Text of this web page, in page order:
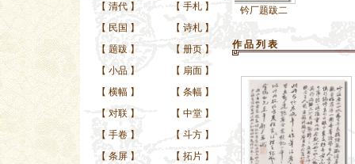
【 清代 】 【 手札 】
【 民国 】 【 诗札 】
【 题跋 】 【 册页 】
【 小品 】 【 扇面 】
【 横幅 】 【 条幅 】
【 对联 】 【 中堂 】
【 手卷 】 【 斗方 】
【 条屏 】 【 拓片 】
清代沈麟、钤厂题跋二
作 品 列 表